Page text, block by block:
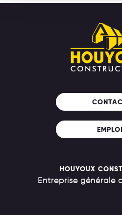
EMPLOI
HOUYOUX
Entreprise générale